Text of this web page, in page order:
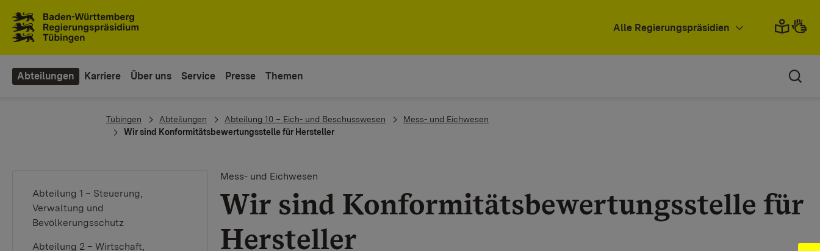
Alle Regierungspräsidien
Abteilungen Karriere Über uns Service Presse Themen
You are here:
Tübingen Abteilungen Abteilung 10 – Eich- und Beschusswesen
Mess- und Eichwesen
Wir sind Konformitätsbewertungsstelle für Hersteller
Abteilung 1 – Steuerung,
Verwaltung und
Bevölkerungsschutz
Abteilung 2 – Wirtschaft,
Mess- und Eichwesen
Wir sind Konformitätsbewertungsstelle für
Hersteller